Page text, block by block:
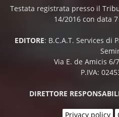
Testata registrata presso il
14/2016 con data
EDITORE: B.C.A.T. Services di
Via E. de Amicis 6/
P.IVA:
DIRETTORE
Privacy policy